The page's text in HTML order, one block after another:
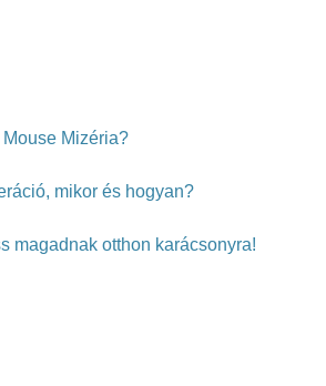
Mizéria?
mikor és hogyan?
magadnak otthon karácsonyra!